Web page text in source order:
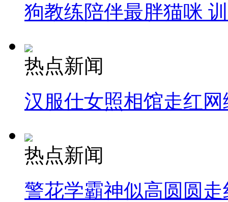
纽约上演“枕头大战”
司机酒驾遇交警 急速倒车逃窜
狗教练陪伴最胖猫咪
热点新闻
汉服仕女照相馆走红网
热点新闻
警花学霸神似高圆圆走